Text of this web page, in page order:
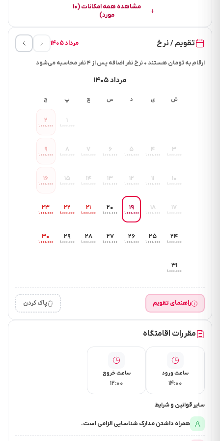
مشاهده همه امکانات (۱۰
مورد)
تقویم / نرخ مرداد ۱۴۰۵
ارقام به تومان هستند • نرخ نفر اضافه پس از ۴ نفر محاسبه می‌شود
مرداد ۱۴۰۵
ش ی د س چ پ ج
۱
۱٬۰۰۰٬۰۰۰
۲
۱٬۰۰۰٬۰۰۰
۳
۱٬۰۰۰٬۰۰۰
۴
۱٬۰۰۰٬۰۰۰
۵
۱٬۰۰۰٬۰۰۰
۶
۱٬۰۰۰٬۰۰۰
۷
۱٬۰۰۰٬۰۰۰
۸
۱٬۰۰۰٬۰۰۰
۹
۱٬۰۰۰٬۰۰۰
۱۰
۱٬۰۰۰٬۰۰۰
۱۱
۱٬۰۰۰٬۰۰۰
۱۲
۱٬۰۰۰٬۰۰۰
۱۳
۱٬۰۰۰٬۰۰۰
۱۴
۱٬۰۰۰٬۰۰۰
۱۵
۱٬۰۰۰٬۰۰۰
۱۶
۱٬۰۰۰٬۰۰۰
۱۷
۱٬۰۰۰٬۰۰۰
۱۸
۱٬۰۰۰٬۰۰۰
۱۹
۱٬۰۰۰٬۰۰۰
۲۰
۱٬۰۰۰٬۰۰۰
۲۱
۱٬۰۰۰٬۰۰۰
۲۲
۱٬۰۰۰٬۰۰۰
۲۳
۱٬۰۰۰٬۰۰۰
۲۴
۱٬۰۰۰٬۰۰۰
۲۵
۱٬۰۰۰٬۰۰۰
۲۶
۱٬۰۰۰٬۰۰۰
۲۷
۱٬۰۰۰٬۰۰۰
۲۸
۱٬۰۰۰٬۰۰۰
۲۹
۱٬۰۰۰٬۰۰۰
۳۰
۱٬۰۰۰٬۰۰۰
۳۱
۱٬۰۰۰٬۰۰۰
راهنمای تقویم پاک کردن
مقررات اقامتگاه
ساعت ورود
۱۴:۰۰
ساعت خروج
۱۲:۰۰
سایر قوانین و شرایط
همراه داشتن مدارک شناسایی الزامی است.